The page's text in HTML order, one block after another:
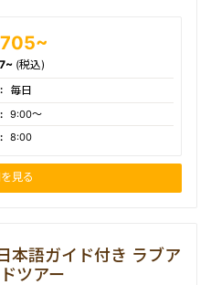
(税込)
毎日
9:00〜
8:00
見る
本語ガイド付き ラブア
ツアー